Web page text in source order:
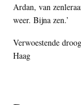
Ardan, van
weer. Bijna zen.’
Verwoestende
Haag